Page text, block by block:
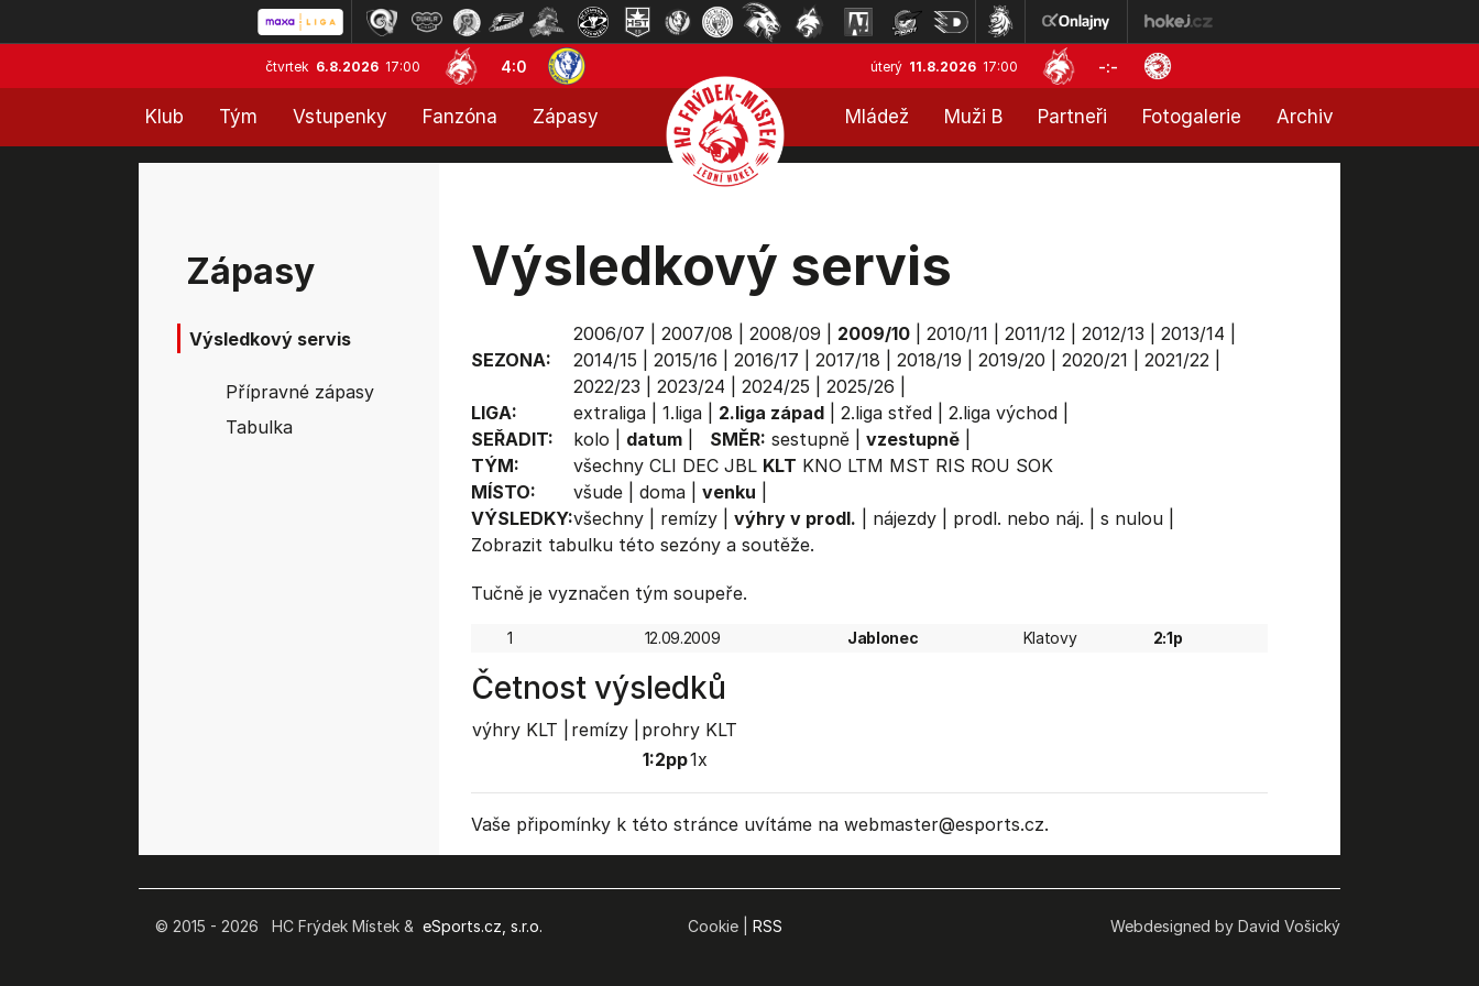
čtvrtek 6.8.2026 17:00 4:0 úterý 11.8.2026 17:00 -:-
Klub Tým Vstupenky Fanzóna Zápasy Mládež Muži B Partneři Fotogalerie Archiv
Zápasy
Výsledkový servis
Přípravné zápasy
Tabulka
Výsledkový servis
SEZONA:
2006/07 2007/08 2008/09 2009/10| 2010/11 2011/12| 2012/13 2013/14
2014/15
2015/16 2016/17 2017/18 2018/19 2019/20 2020/21 2021/22|
2022/23
2023/24 2024/25 2025/26
LIGA:
extraliga| 1.liga| 2.liga západ| 2.liga střed| 2.liga východ|
SEŘADIT:
kolo datum| SMĚR: sestupně| vzestupně|
TÝM:
všechny CLI DEC JBL KLT KNO LTM MST RIS ROU SOK
MÍSTO:
všude| doma| venku
VÝSLEDKY:všechny| remízy| výhry v prodl. nájezdy| prodl. nebo náj. s nulou|
Zobrazit tabulkutéto sezóny a soutěže.
Tučně je vyznačen tým soupeře.
1 12.09.2009 Jablonec Klatovy 2:1p
Četnost výsledků
výhry KLT | remízy |
prohry KLT
1:2pp1x
Vaše připomínky k této stránce uvítáme na webmaster@esports.cz.
© 2015 - 2026 HC Frýdek Místek &eSports.cz, s.r.o. Cookie | RSS Webdesigned by David Vošický